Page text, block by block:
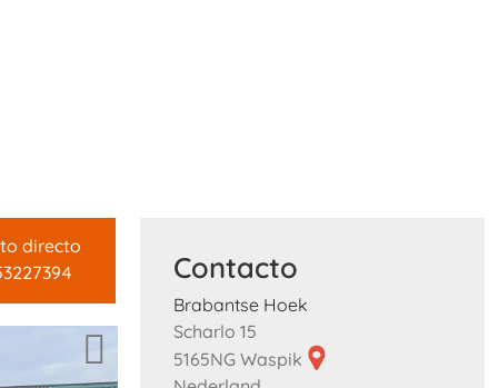
directo
Contacto
Brabantse Hoek
Scharlo 15
5165NG Waspik